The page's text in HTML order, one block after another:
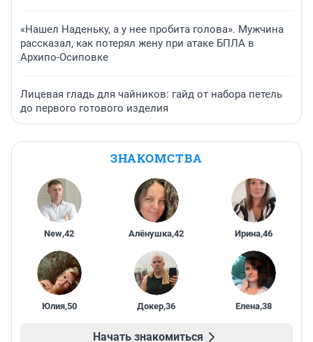
«Нашел Наденьку, а у нее пробита голова». Мужчина
рассказал, как потерял жену при атаке БПЛА в
Архипо-Осиповке
Лицевая гладь для чайников: гайд от набора петель
до первого готового изделия
ЗНАКОМСТВА
New,42 Алёнушка,42 Ирина,46
Юлия,50 Докер,36 Елена,38
Начать знакомиться